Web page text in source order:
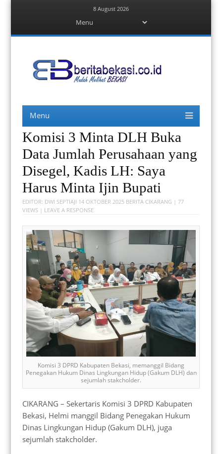
8 August 2026
content
Berita Bekasi
Menu
content
Komisi 3 Minta DLH Buka
Data Jumlah Perusahaan yang
Disegel, Kadis LH: Saya
Harus Minta Ijin Bupati
EDITOR: DWI SEPTIAJI 14 OKTOBER 2025 BERITA CIKARANG | 77
VIEWS | LEAVE A RESPONSE
Komisi 3 DPRD Kabupaten Bekasi, memanggil Bidang
Penegakan Hukum Dinas Lingkungan Hidup (Gakum DLH) dan
sejumlah stakcholder.
CIKARANG – Sekertaris Komisi 3 DPRD Kabupaten
Bekasi, Helmi manggil Bidang Penegakan Hukum
Dinas Lingkungan Hidup (Gakum DLH), juga
sejumlah stakcholder.